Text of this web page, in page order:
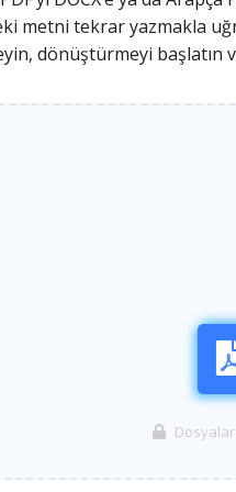
metni tekrar yazmakla
dönüştürmeyi